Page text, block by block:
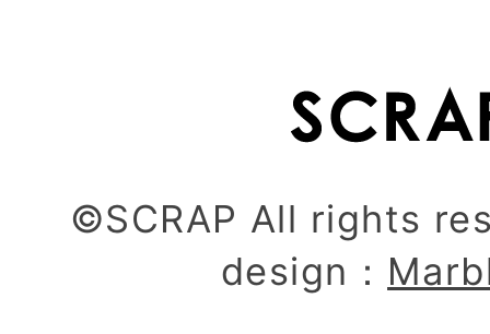
©SCRAP All rights
design：